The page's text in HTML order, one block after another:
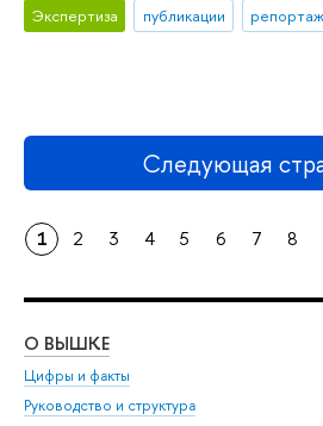
Экспертиза публикации
Следующая
1 2 3 4 5 6 7 8
О ВЫШКЕ
Цифры и факты
Руководство и структура